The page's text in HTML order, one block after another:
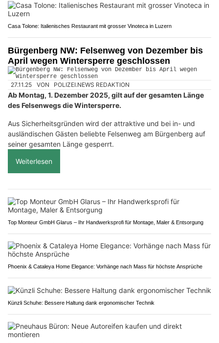
Casa Tolone: Italienisches Restaurant mit grosser Vinoteca in Luzern
Bürgenberg NW: Felsenweg von Dezember bis
April wegen Wintersperre geschlossen
27.11.25 VON POLIZEI.NEWS REDAKTION
Ab Montag, 1. Dezember 2025, gilt auf der gesamten Länge
des Felsenwegs die Wintersperre.
Aus Sicherheitsgründen wird der attraktive und bei in- und
ausländischen Gästen beliebte Felsenweg am Bürgenberg auf
seiner gesamten Länge gesperrt.
Weiterlesen
Top Monteur GmbH Glarus – Ihr Handwerksprofi für Montage, Maler & Entsorgung
Phoenix & Cataleya Home Elegance: Vorhänge nach Mass für höchste Ansprüche
Künzli Schuhe: Bessere Haltung dank ergonomischer Technik